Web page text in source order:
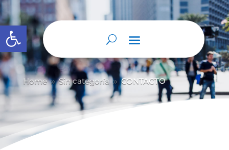
Abrir barra de herramientas
Home 9 Sin categoría 9 CONTACTO